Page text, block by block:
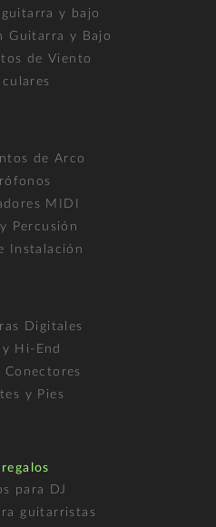
y bajo
Guitarra y Bajo
de Viento
de Arco
MIDI
Percusión
Instalación
Digitales
Hi-End
Conectores
y Pies
para DJ
guitarristas